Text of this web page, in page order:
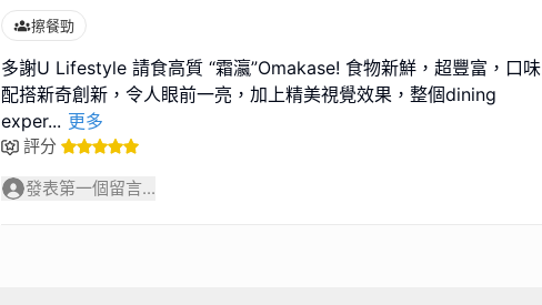
擦餐勁
多謝U Lifestyle 請食高質 “霜瀛”Omakase! 食物新鮮，超豐富，口味
配搭新奇創新，令人眼前一亮，加上精美視覺效果，整個dining
exper... 更多
評分
發表第一個留言...